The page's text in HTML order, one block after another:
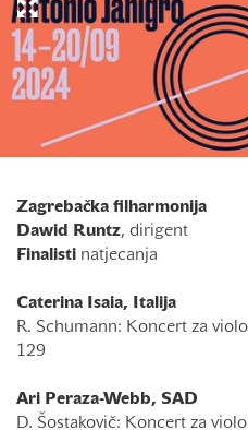
Zagrebačka filharmonija
Dawid Runtz, dirigent
Finalisti natjecanja
Caterina Isaia, Italija
R. Schumann: Koncert za
129
Ari Peraza-Webb, SAD
D. Šostakovič: Koncert za